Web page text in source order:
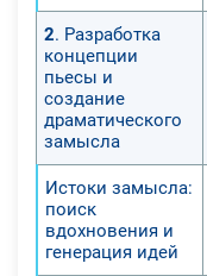
2. Разработка
концепции
пьесы и
создание
драматического
замысла
Истоки замысла:
поиск
вдохновения и
генерация идей